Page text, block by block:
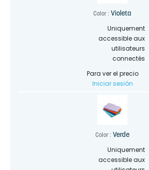
Color : Violeta
Uniquement
accessible aux
utilisateurs
connectés
Para ver el precio
Iniciar sesión
Color : Verde
Uniquement
accessible aux